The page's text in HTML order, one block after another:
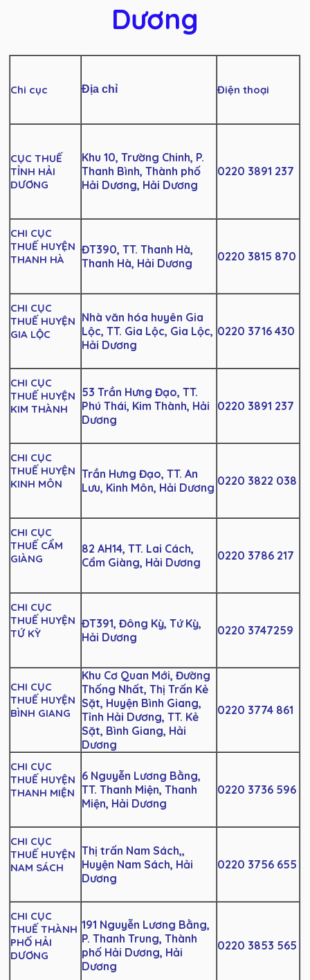
Dương
Chi cục Địa chỉ Điện thoại
CỤC THUẾ
TỈNH HẢI
DƯƠNG
Khu 10, Trường Chinh, P.
Thanh Bình, Thành phố
Hải Dương, Hải Dương
0220 3891 237
CHI CỤC
THUẾ HUYỆN
THANH HÀ
ĐT390, TT. Thanh Hà,
Thanh Hà, Hải Dương
0220 3815 870
CHI CỤC
THUẾ HUYỆN
GIA LỘC
Nhà văn hóa huyên Gia
Lộc, TT. Gia Lộc, Gia Lộc,
Hải Dương
0220 3716 430
CHI CỤC
THUẾ HUYỆN
KIM THÀNH
53 Trần Hưng Đạo, TT.
Phú Thái, Kim Thành, Hải
Dương
0220 3891 237
CHI CỤC
THUẾ HUYỆN
KINH MÔN
Trần Hưng Đạo, TT. An
Lưu, Kinh Môn, Hải Dương 0220 3822 038
CHI CỤC
THUẾ CẨM
GIÀNG
82 AH14, TT. Lai Cách,
Cẩm Giàng, Hải Dương
0220 3786 217
CHI CỤC
THUẾ HUYỆN
TỨ KỲ
ĐT391, Đông Kỳ, Tứ Kỳ,
Hải Dương
0220 3747259
CHI CỤC
THUẾ HUYỆN
BÌNH GIANG
Khu Cơ Quan Mới, Đường
Thống Nhất, Thị Trấn Kẻ
Sặt, Huyện Bình Giang,
Tỉnh Hải Dương, TT. Kẻ
Sặt, Bình Giang, Hải
Dương
0220 3774 861
CHI CỤC
THUẾ HUYỆN
THANH MIỆN
6 Nguyễn Lương Bằng,
TT. Thanh Miện, Thanh
Miện, Hải Dương
0220 3736 596
CHI CỤC
THUẾ HUYỆN
NAM SÁCH
Thị trấn Nam Sách,,
Huyện Nam Sách, Hải
Dương
0220 3756 655
CHI CỤC
THUẾ THÀNH
PHỐ HẢI
DƯƠNG
191 Nguyễn Lương Bằng,
P. Thanh Trung, Thành
phố Hải Dương, Hải
Dương
0220 3853 565